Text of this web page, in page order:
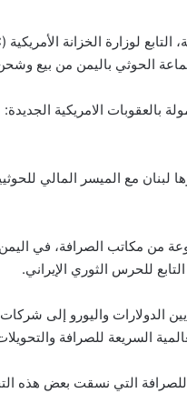
الحوثي باليمن من بيع
بالعقوبات الامريكية الجديدة:
مع الميسر المالي
مكاتب الصرافة، في اليمن
للحرس الثوري الإيراني.
الدولارات واليورو إلى
السريعة للصرافة
التي نسقت بعض هذه